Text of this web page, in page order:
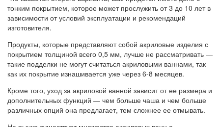
тонким покрытием, которое может прослужить от 3 до 10 лет в
зависимости от условий эксплуатации и рекомендаций
изготовителя.
Продукты, которые представляют собой акриловые изделия с
покрытием толщиной всего 0,5 мм, лучше не рассматривать —
такие подделки не могут считаться акриловыми ваннами, так
как их покрытие изнашивается уже через 6-8 месяцев.
Кроме того, уход за акриловой ванной зависит от ее размера и
дополнительных функций — чем больше чаша и чем больше
различных опций она предлагает, тем сложнее ее отмывать.